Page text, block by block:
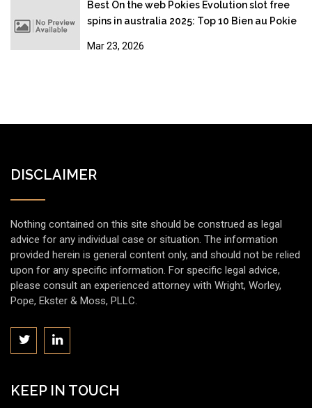
Best On the web Pokies Evolution slot free
spins in australia 2025: Top 10 Bien au Pokie
Mar 23, 2026
DISCLAIMER
Nothing contained on this site should be construed as legal
advice for any individual case or situation. The information
provided herein is general content only, and should not be relied
upon for any specific information. For specific legal advice,
please consult an experienced attorney with Wright, Worley,
Pope, Ekster & Moss, PLLC.
KEEP IN TOUCH